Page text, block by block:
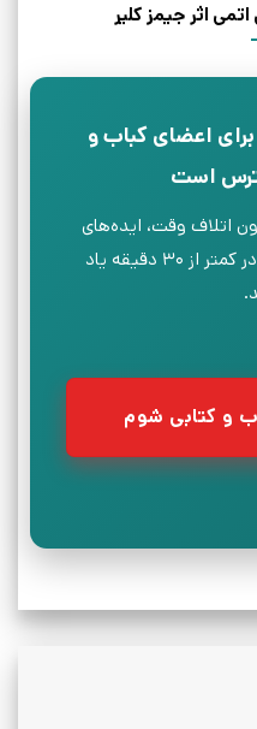
اثر جیمز کلیر
اعضای کباب و
است
اتلاف وقت، ایده‌های
اصلی کتاب‌های مهم دنیا را در کمتر از ۳۰ دقیقه یاد
و کتابی شوم